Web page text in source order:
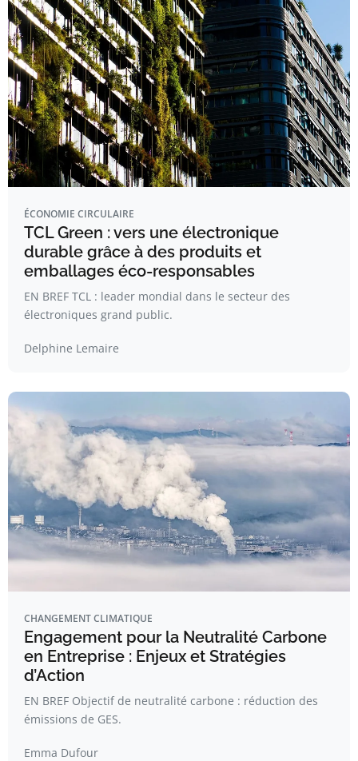
ÉCONOMIE CIRCULAIRE
TCL Green : vers une électronique
durable grâce à des produits et
emballages éco-responsables
EN BREF TCL : leader mondial dans le secteur des
électroniques grand public.
Delphine Lemaire
CHANGEMENT CLIMATIQUE
Engagement pour la Neutralité Carbone
en Entreprise : Enjeux et Stratégies
d’Action
EN BREF Objectif de neutralité carbone : réduction des
émissions de GES.
Emma Dufour